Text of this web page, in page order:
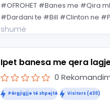
#OFROHET #Banes me #Qira
#Dardani te #Bill #Clinton ne
shumë
Ipet banesa me qera
0
Përgjigjje të shpejtë Visitors (430)